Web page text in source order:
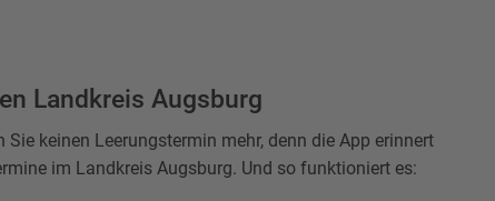
Landkreis Augsburg
keinen Leerungstermin mehr, denn die App erinnert
im Landkreis Augsburg. Und so funktioniert es: